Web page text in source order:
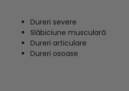
Dureri severe
Slăbiciune musculară
Dureri articulare
Dureri osoase